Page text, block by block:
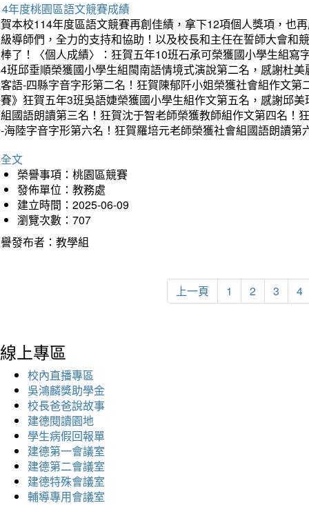
年度桃園區語文競賽成績
本校114年度區語文競賽再創佳績，拿下12項個人獎項，也
導師們，全力的支持和協助！以及校長和主任在誓師大會和
了！〈個人成績〉：狂賀五年10班石承可榮獲國小學生組
班邱垂順榮獲國小學生組閩南語情境式演說第二名，感謝杜
語-四縣字音字形第二名！狂賀陳郁阡小姐榮獲社會組作文
》狂賀五年3班吳語婕榮獲國小學生組作文第五名，感謝邱
國語朗讀第三名！狂賀沈于智老師榮獲教師組作文第四名！
海陸字音字形第六名！狂賀羅培元老師榮獲社會組國語朗讀
文
榮譽事項：桃園區競賽
發佈單位：教務處
建立時間：2025-06-09
瀏覽次數：707
發布者：教學組
上一頁 1 2 3 4
線上專區
校內直播專區
吳鴻麟獎助學金
校長爸爸說故事
建德閱讀園地
學生病假回報單
建德第一會議室
建德第二會議室
建德特殊會議室
輔導專用會議室